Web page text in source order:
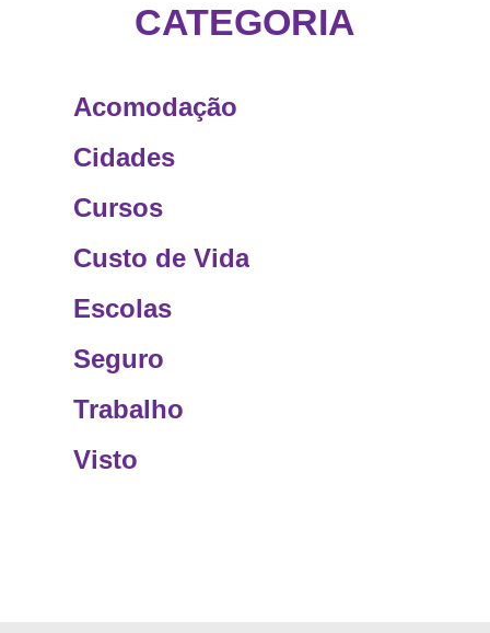
CATEGORIA
Acomodação
Cidades
Cursos
Custo de Vida
Escolas
Seguro
Trabalho
Visto